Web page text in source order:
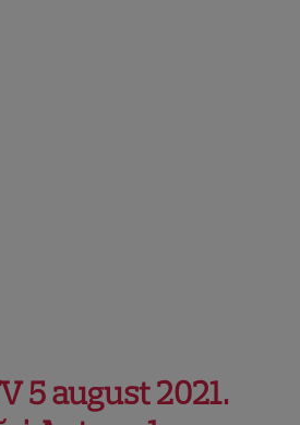
5 august 2021.